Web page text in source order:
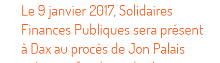
Le 9 janvier 2017, Solidaires
Finances Publiques sera présent
à Dax au procès de Jon Palais